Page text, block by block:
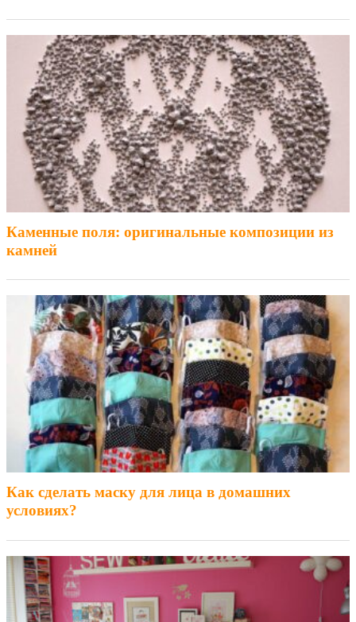
Каменные поля: оригинальные композиции из
камней
Как сделать маску для лица в домашних
условиях?